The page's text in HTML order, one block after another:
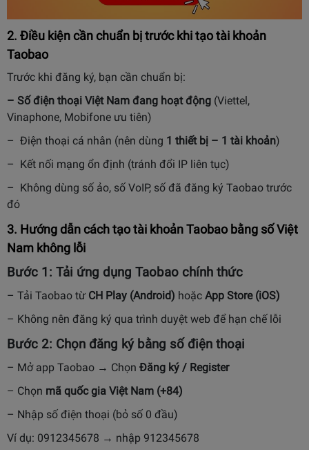
2. Điều kiện cần chuẩn bị trước khi tạo tài khoản
Taobao
Trước khi đăng ký, bạn cần chuẩn bị:
– Số điện thoại Việt Nam đang hoạt động (Viettel,
Vinaphone, Mobifone ưu tiên)
– Điện thoại cá nhân (nên dùng 1 thiết bị – 1 tài khoản)
– Kết nối mạng ổn định (tránh đổi IP liên tục)
– Không dùng số ảo, số VoIP, số đã đăng ký Taobao trước
đó
3. Hướng dẫn cách tạo tài khoản Taobao bằng số Việt
Nam không lỗi
Bước 1: Tải ứng dụng Taobao chính thức
– Tải Taobao từ CH Play (Android) hoặc App Store (iOS)
– Không nên đăng ký qua trình duyệt web để hạn chế lỗi
Bước 2: Chọn đăng ký bằng số điện thoại
– Mở app Taobao → Chọn Đăng ký / Register
– Chọn mã quốc gia Việt Nam (+84)
– Nhập số điện thoại (bỏ số 0 đầu)
Ví dụ: 0912345678 → nhập 912345678